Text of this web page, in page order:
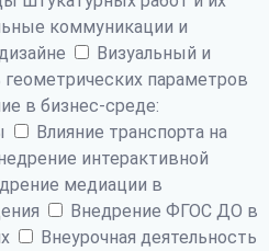
коммуникации и
Визуальный и
параметров
в бизнес-среде:
Влияние транспорта на
интерактивной
медиации в
Внедрение ФГОС ДО в
Внеурочная деятельность